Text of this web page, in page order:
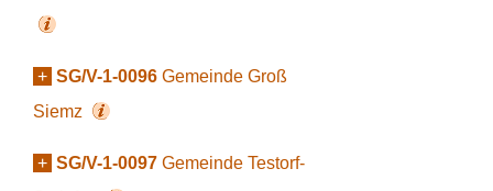
+ SG/V-1-0096 Gemeinde Groß
Siemz
+ SG/V-1-0097 Gemeinde Testorf-